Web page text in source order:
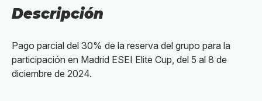
FC
cantidad
Descripción
Pago parcial del 30% de la reserva del grupo para la
participación en Madrid ESEI Elite Cup, del 5 al 8 de
diciembre de 2024.